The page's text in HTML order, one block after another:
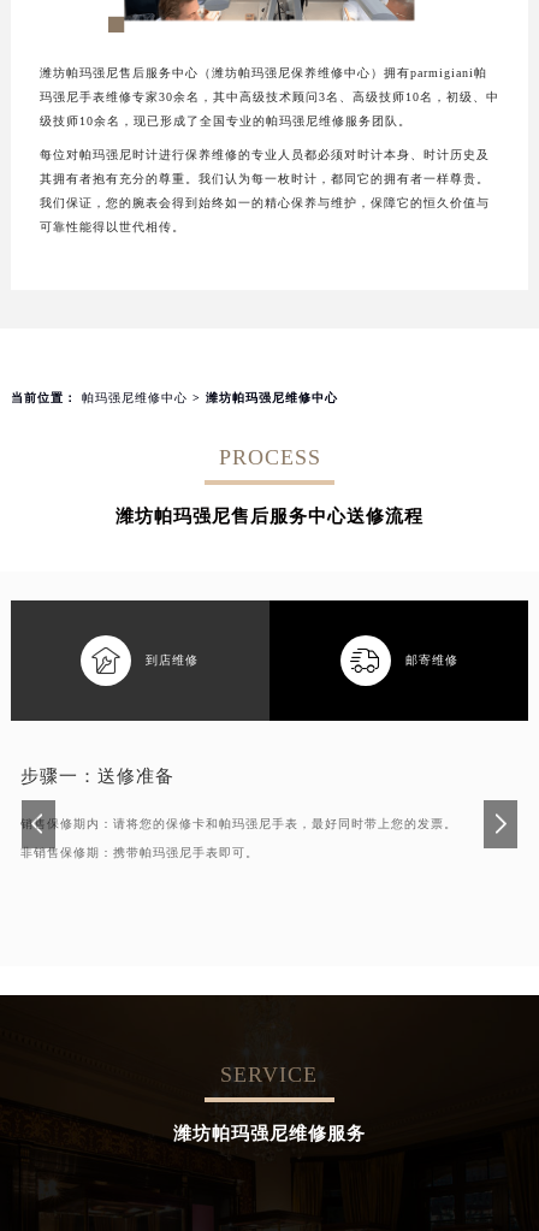
潍坊帕玛强尼售后服务中心（潍坊帕玛强尼保养维修中心）拥有parmigiani帕
玛强尼手表维修专家30余名，其中高级技术顾问3名、高级技师10名，初级、中
级技师10余名，现已形成了全国专业的帕玛强尼维修服务团队。
每位对帕玛强尼时计进行保养维修的专业人员都必须对时计本身、时计历史及
其拥有者抱有充分的尊重。我们认为每一枚时计，都同它的拥有者一样尊贵。
我们保证，您的腕表会得到始终如一的精心保养与维护，保障它的恒久价值与
可靠性能得以世代相传。
当前位置： 帕玛强尼维修中心 > 潍坊帕玛强尼维修中心
PROCESS
潍坊帕玛强尼售后服务中心送修流程
 到店维修  邮寄维修
步骤一： 送修准备
销售保修期内：请将您的保修卡和帕玛强尼手表，最好同时带上您的发票。
非销售保修期：携带帕玛强尼手表即可。
SERVICE
潍坊帕玛强尼维修服务